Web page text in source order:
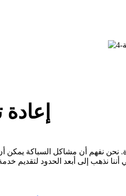
إعادة
نحن نفهم أن مشاكل السباكة يمكن